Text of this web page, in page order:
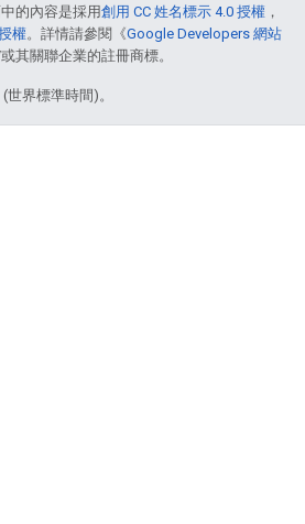
的內容是採用創用 CC 姓名標示 4.0 授權 ，
權。詳情請參閱《Google Developers 網站
其關聯企業的註冊商標。
界標準時間)。